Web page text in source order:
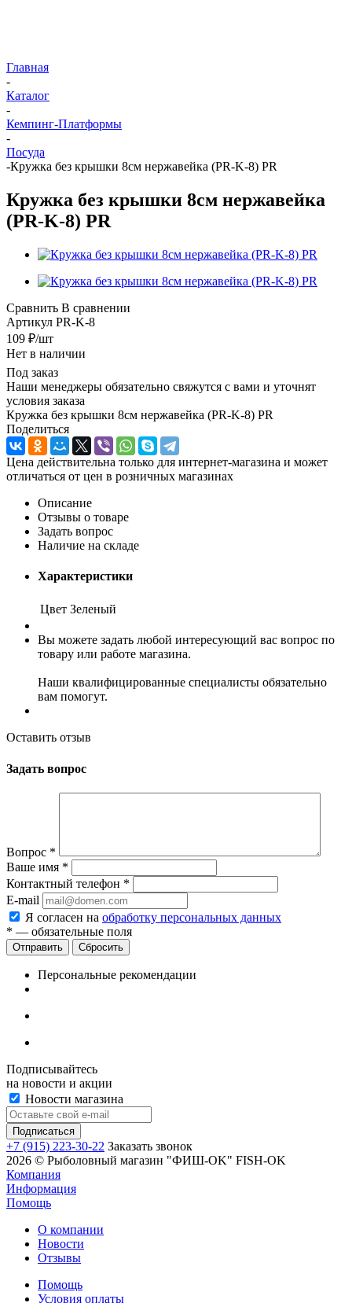
Главная
-
Каталог
-
Кемпинг-Платформы
-
Посуда
-Кружка без крышки 8см нержавейка (PR-K-8) PR
Кружка без крышки 8см нержавейка
(PR-K-8) PR
Сравнить В сравнении
Артикул PR-K-8
109 ₽/шт
Нет в наличии
Под заказ
Наши менеджеры обязательно свяжутся с вами и уточнят
условия заказа
Кружка без крышки 8см нержавейка (PR-K-8) PR
Поделиться
Цена действительна только для интернет-магазина и может
отличаться от цен в розничных магазинах
Описание
Отзывы о товаре
Задать вопрос
Наличие на складе
Характеристики
Цвет Зеленый
Вы можете задать любой интересующий вас вопрос по
товару или работе магазина.
Наши квалифицированные специалисты обязательно
вам помогут.
Оставить отзыв
Задать вопрос
Вопрос *
Ваше имя *
Контактный телефон *
E-mail
Я согласен на обработку персональных данных
* — обязательные поля
Сбросить
Персональные рекомендации
Подписывайтесь
на новости и акции
Новости магазина
+7 (915) 223-30-22 Заказать звонок
2026 © Рыболовный магазин "ФИШ-OK" FISH-OK
Компания
Информация
Помощь
О компании
Новости
Отзывы
Помощь
Условия оплаты